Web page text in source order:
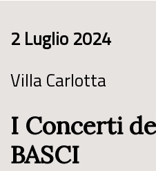
2 Luglio 2024
Villa Carlotta
I Concerti
BASCI